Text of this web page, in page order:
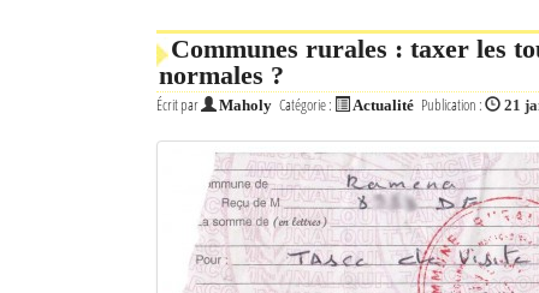
Communes rurales : taxer les
normales ?
Écrit par Maholy Catégorie : Actualité Publication : 21